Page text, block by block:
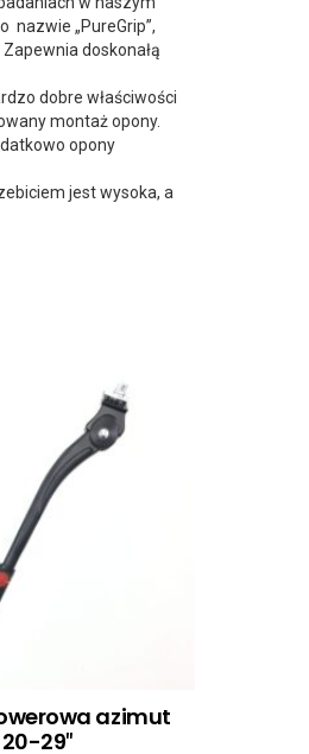
nazwie „PureGrip”,
doskonałą
dobre właściwości
montaż opony.
opony
jest wysoka, a
azimut
29″